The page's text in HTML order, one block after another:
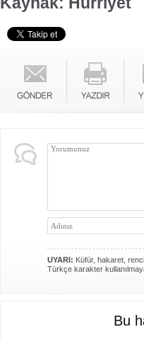
UYARI: Küfür, hakaret,
Türkçe karakter
Bu